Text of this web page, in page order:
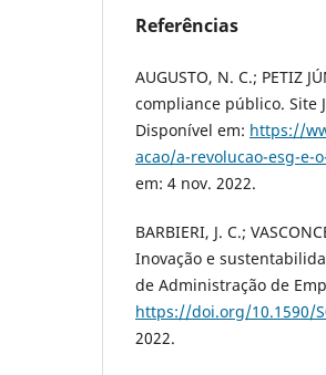
Referências
AUGUSTO, N. C.; PETIZ
compliance público. Site
Disponível em: https://
acao/a-revolucao-esg-e-
em: 4 nov. 2022.
BARBIERI, J. C.;
Inovação e
de Administração de
https://doi.org/10.1590/
2022.